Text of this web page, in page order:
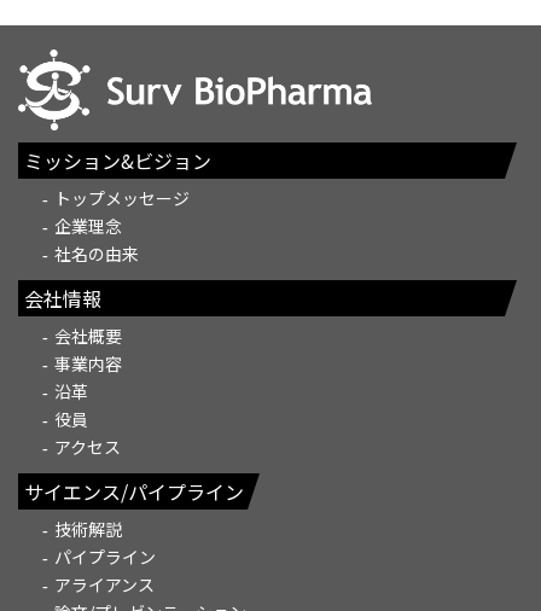
ミッション&ビジョン
トップメッセージ
企業理念
社名の由来
会社情報
会社概要
事業内容
沿革
役員
アクセス
サイエンス/パイプライン
技術解説
パイプライン
アライアンス